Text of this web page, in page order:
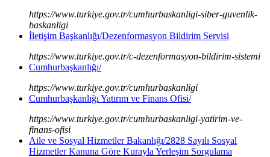
https://www.turkiye.gov.tr/cumhurbaskanligi-siber-guvenlik-
baskanligi
İletişim Başkanlığı/Dezenformasyon Bildirim Servisi
https://www.turkiye.gov.tr/c-dezenformasyon-bildirim-sistemi
Cumhurbaşkanlığı/
https://www.turkiye.gov.tr/cumhurbaskanligi
Cumhurbaşkanlığı Yatırım ve Finans Ofisi/
https://www.turkiye.gov.tr/cumhurbaskanligi-yatirim-ve-
finans-ofisi
Aile ve Sosyal Hizmetler Bakanlığı/2828 Sayılı Sosyal
Hizmetler Kanuna Göre Kurayla Yerleşim Sorgulama